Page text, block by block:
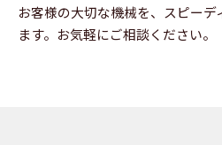
お客様の大切な機械を、スピー
ます。お気軽にご相談ください。